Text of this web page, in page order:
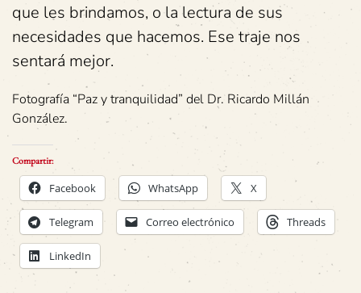
que les brindamos, o la lectura de sus
necesidades que hacemos. Ese traje nos
sentará mejor.
Fotografía “Paz y tranquilidad” del Dr. Ricardo Millán
González.
Compartir:
Facebook WhatsApp X
Telegram Correo electrónico Threads
LinkedIn